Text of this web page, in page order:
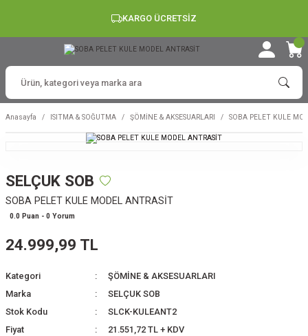
KARGO ÜCRETSİZ
Anasayfa ISITMA & SOĞUTMA ŞÖMİNE & AKSESUARLARI SOBA PELET KULE
SELÇUK SOB
SOBA PELET KULE MODEL ANTRASİT
0.0 Puan - 0 Yorum
24.999,99 TL
Kategori
ŞÖMİNE & AKSESUARLARI
Marka
SELÇUK SOB
Stok Kodu
SLCK-KULEANT2
Fiyat
21.551,72 TL + KDV